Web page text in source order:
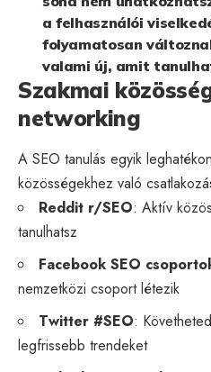
a felhasználói
folyamatosan
valami új, amit
Szakmai
networking
A SEO tanulás egyik
közösségekhez való
Reddit r/SEO: Aktív
tanulhatsz
Facebook SEO
nemzetközi csoport létezik
Twitter #SEO:
legfrissebb trendeket